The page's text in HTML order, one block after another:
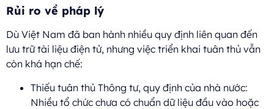
Rủi ro về pháp lý
Dù Việt Nam đã ban hành nhiều quy định liên quan đến
lưu trữ tài liệu điện tử, nhưng việc triển khai tuân thủ vẫn
còn khá hạn chế:
Thiếu tuân thủ Thông tư, quy định của nhà nước:
Nhiều tổ chức chưa có chuẩn dữ liệu đầu vào hoặc